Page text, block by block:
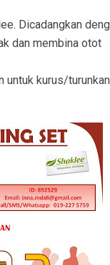
Dicadangkan
dan membina otot
untuk kurus/